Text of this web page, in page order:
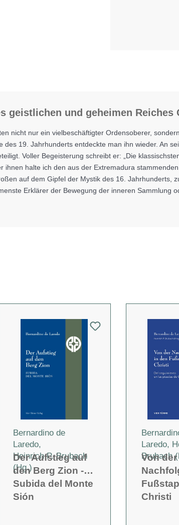
geistlichen und geheimen Reiches
nicht nur ein vielbeschäftigter Ordensoberer,
19. Jahrhunderts entdeckte man ihn wieder. An
Voller Begeisterung schreibt er: „Die
halte ich den aus der Extremadura
auf dem Gipfel der Mystik des 16. Jahrhunderts,
Erklärer der Bewegung der inneren Sammlung
Bernardino de
Laredo,
Heinrich P. Brubach
(Hg.)
Der Aufstieg auf
den Berg Zion -
Subida del Monte
Sión
Laredo,
Brubach
Von der
Christi